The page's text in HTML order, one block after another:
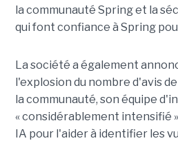
la communauté Spring et la
qui font confiance à Spring
La société a également
l'explosion du nombre d'avis
la communauté, son équipe
« considérablement intensifié
IA pour l'aider à identifier les